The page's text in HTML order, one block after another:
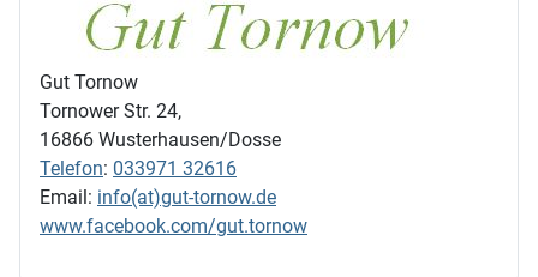
Gut Tornow
Tornower Str. 24,
16866 Wusterhausen/Dosse
Telefon: 033971 32616
Email: info(at)gut-tornow.de
www.facebook.com/gut.tornow